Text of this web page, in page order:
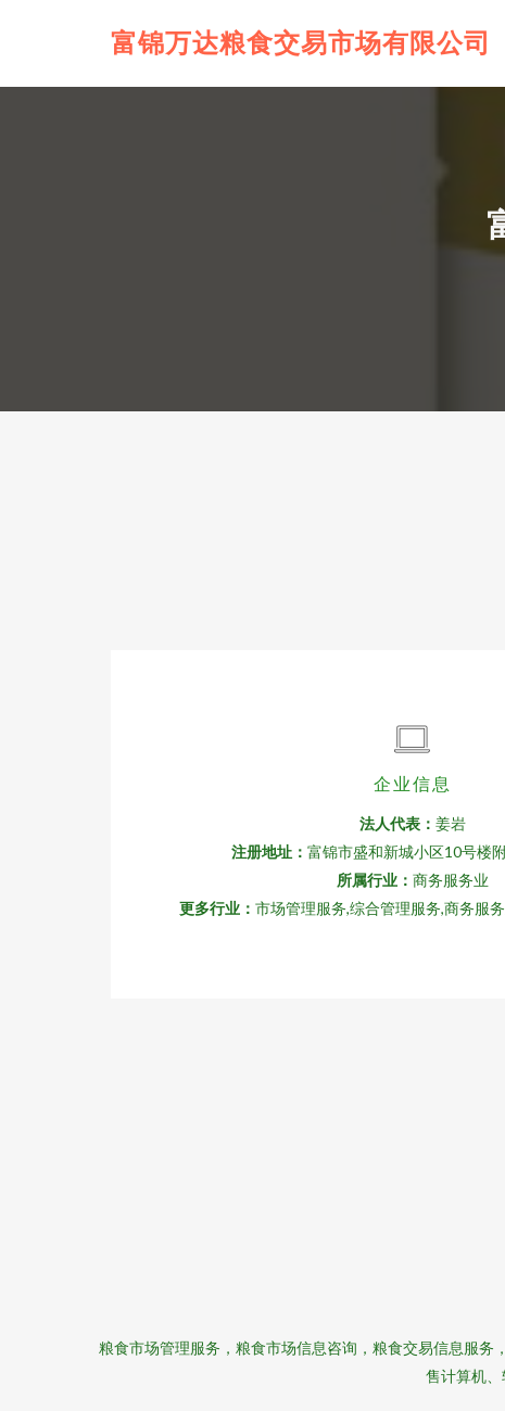
富锦万达粮食交易市场有限公司
企业信息
法人代表： 姜岩
注册地址： 富锦市盛和新城小区10号楼
所属行业： 商务服务业
更多行业： 市场管理服务,综合管理服务,商务服
粮食市场管理服务，粮食市场信息咨询，粮食交易信息服
售计算机